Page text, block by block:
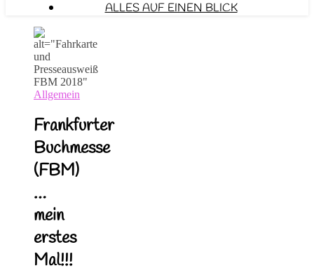
ALLES AUF EINEN BLICK
Allgemein
Frankfurter
Buchmesse
(FBM)
…
mein
erstes
Mal!!!